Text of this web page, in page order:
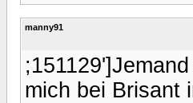
manny91
mich bei Brisant